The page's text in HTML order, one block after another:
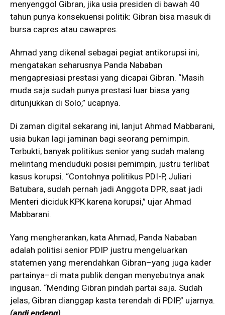
menyenggol Gibran, jika usia presiden di bawah 40
tahun punya konsekuensi politik: Gibran bisa masuk di
bursa capres atau cawapres.
Ahmad yang dikenal sebagai pegiat antikorupsi ini,
mengatakan seharusnya Panda Nababan
mengapresiasi prestasi yang dicapai Gibran. “Masih
muda saja sudah punya prestasi luar biasa yang
ditunjukkan di Solo,” ucapnya.
Di zaman digital sekarang ini, lanjut Ahmad Mabbarani,
usia bukan lagi jaminan bagi seorang pemimpin.
Terbukti, banyak politikus senior yang sudah malang
melintang menduduki posisi pemimpin, justru terlibat
kasus korupsi. “Contohnya politikus PDI-P, Juliari
Batubara, sudah pernah jadi Anggota DPR, saat jadi
Menteri diciduk KPK karena korupsi,” ujar Ahmad
Mabbarani.
Yang mengherankan, kata Ahmad, Panda Nababan
adalah politisi senior PDIP justru mengeluarkan
statemen yang merendahkan Gibran–yang juga kader
partainya–di mata publik dengan menyebutnya anak
ingusan. “Mending Gibran pindah partai saja. Sudah
jelas, Gibran dianggap kasta terendah di PDIP,” ujarnya.
(andi endeng)